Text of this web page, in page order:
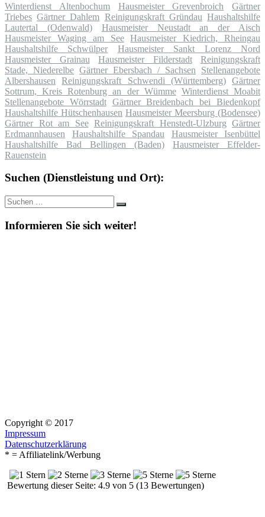
Winterdienst Altenbochum Hausmeister Grevenbroich
Gärtner
Triebes Gärtner Dahlem Reinigungskraft Gründau Haushaltshilfe
Lautertal (Odenwald)
Hausmeister Neustadt an der Aisch
Hausmeister Waging am See
Hausmeister Kiedrich, Rheingau
Haushaltshilfe Schwülper
Hausmeister Sankt Lorenz Nord
Hausmeister Grainau
Hausmeister Filderstadt
Reinigungskraft
Stade, Niederelbe Gärtner Ebersbach / Sachsen
Stellenangebote
Albershausen
Reinigungskraft Schwendi (Württemberg)
Gärtner
Sottrum, Kreis Rotenburg an der Wümme Winterdienst Moabit
Stellenangebote Wörrstadt Gärtner Breidenbach bei Biedenkopf
Haushaltshilfe Hütschenhausen Hausmeister Meersburg (Bodensee)
Gärtner Rot am See Reinigungskraft Henstedt-Ulzburg Gärtner
Erdmannhausen
Haushaltshilfe Spandau
Hausmeister Isenbüttel
Haushaltshilfe Bad Bellingen (Baden)
Hausmeister Effelder-
Rauenstein
Suchen (Dienstleistung und Ort):
Suche
nach:
Suchen
Informieren Sie sich weiter!
Copyright © 2017
Impressum
Datenschutzerklärung
* = Affiliatelink/Werbung
Bewertung dieser Seite: 4.9 von 5 (13 Bewertungen)